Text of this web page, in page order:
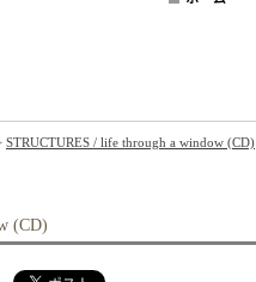
STRUCTURES / life through a window (CD)
(CD)